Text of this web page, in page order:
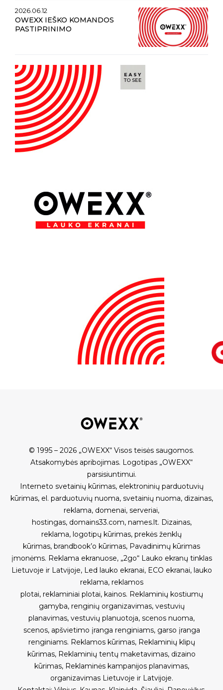
2026.06.12
OWEXX IEŠKO KOMANDOS
PASTIPRINIMO
© 1995 – 2026 „OWEXX“ Visos teisės saugomos.
Atsakomybės apribojimas. Logotipas „OWEXX“
parsisiuntimui.
Interneto svetainių kūrimas, elektroninių parduotuvių
kūrimas, el. parduotuvių nuoma, svetainių nuoma, dizainas,
reklama, domenai, serveriai,
hostingas, domains33.com, names.lt. Dizainas,
reklama, logotipų kūrimas, prekės ženklų
kūrimas, brandbook’o kūrimas, Pavadinimų kūrimas
įmonėms. Reklama ekranuose, „2go“ Lauko ekranų tinklas
Lietuvoje ir Latvijoje, Led lauko ekranai, ECO ekranai, lauko
reklama, reklamos
plotai, reklaminiai plotai, kainos. Reklaminių kostiumų
gamyba, renginių organizavimas, vestuvių
planavimas, vestuvių planuotoja, scenos nuoma,
scenos, apšvietimo įranga renginiams, garso įranga
renginiams. Reklamos kūrimas, Reklaminių klipų
kūrimas, Reklaminių tentų maketavimas, dizaino
kūrimas, Reklaminės kampanijos planavimas,
organizavimas Lietuvoje ir Latvijoje.